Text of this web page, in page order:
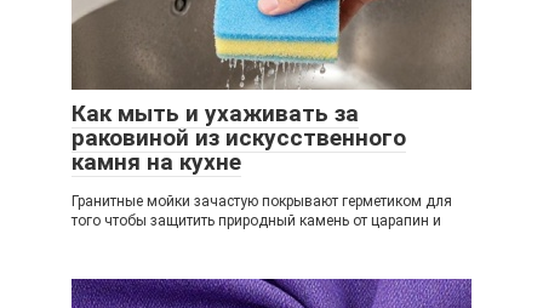
Как мыть и ухаживать за
раковиной из искусственного
камня на кухне
Гранитные мойки зачастую покрывают герметиком для
того чтобы защитить природный камень от царапин и